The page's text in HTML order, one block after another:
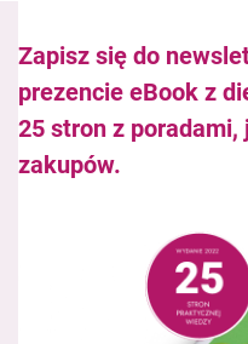
Zapisz się do
prezencie eBook z
25 stron z poradami,
zakupów.